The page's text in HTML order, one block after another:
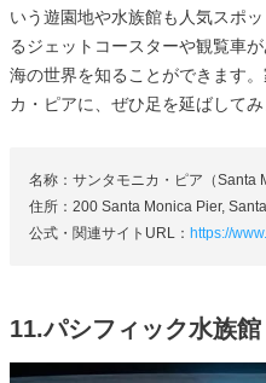
いう遊園地や水族館も人気スポ
るジェットコースターや観覧車
海の世界を知ることができます
カ・ピアに、ぜひ足を延ばしてみ
名称：サンタモニカ・ピア（Santa
住所：200 Santa Monica Pier,
公式・関連サイトURL： https://
11.パシフィック水族館